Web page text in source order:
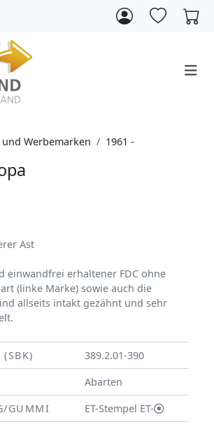
und Werbemarken 1961 -
Ast
einwandfrei erhaltener FDC ohne
(linke Marke) sowie auch die
allseits intakt gezähnt und sehr
(SBK)
389.2.01-390
Abarten
GUMMI
ET-Stempel ET-